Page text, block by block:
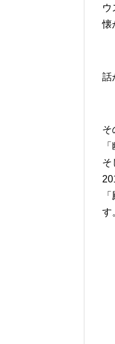
ウ
懐
話
そ
そ
す